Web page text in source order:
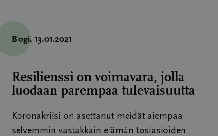
Blogi, 13.01.2021
Resilienssi on voimavara, jolla
luodaan parempaa tulevaisuutta
Koronakriisi on asettanut meidät aiempaa
selvemmin vastakkain elämän tosiasioiden